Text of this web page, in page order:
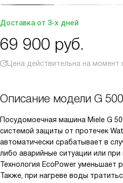
Доставка от 3-х дней
69 900 руб.
Цена действительна на
Описание модели G
Посудомоечная машина Miele G
системой защиты от протечек
автоматически срабатывает в
либо аварийные ситуации или
Технология EcoPower уменьшает
Также, при нагреве воды